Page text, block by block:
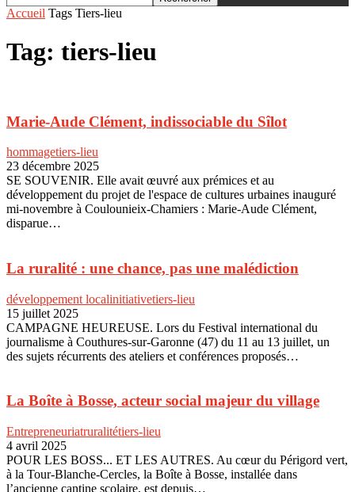
Accueil Tags Tiers-lieu
Tag: tiers-lieu
Marie-Aude Clément, indissociable du Sîlot
hommagetiers-lieu
23 décembre 2025
SE SOUVENIR. Elle avait œuvré aux prémices et au
développement du projet de l'espace de cultures urbaines inauguré
mi-novembre à Coulounieix-Chamiers : Marie-Aude Clément,
disparue…
La ruralité : une chance, pas une malédiction
développement localinitiativetiers-lieu
15 juillet 2025
CAMPAGNE HEUREUSE. Lors du Festival international du
journalisme à Couthures-sur-Garonne (47) du 11 au 13 juillet, un
des sujets récurrents des ateliers et conférences proposés…
La Boîte à Bosse, acteur social majeur du village
Entrepreneuriatruralitétiers-lieu
4 avril 2025
POUR LES BOSS... ET LES AUTRES. Au cœur du Périgord vert,
à la Tour-Blanche-Cercles, la Boîte à Bosse, installée dans
l’ancienne cantine scolaire, est depuis…